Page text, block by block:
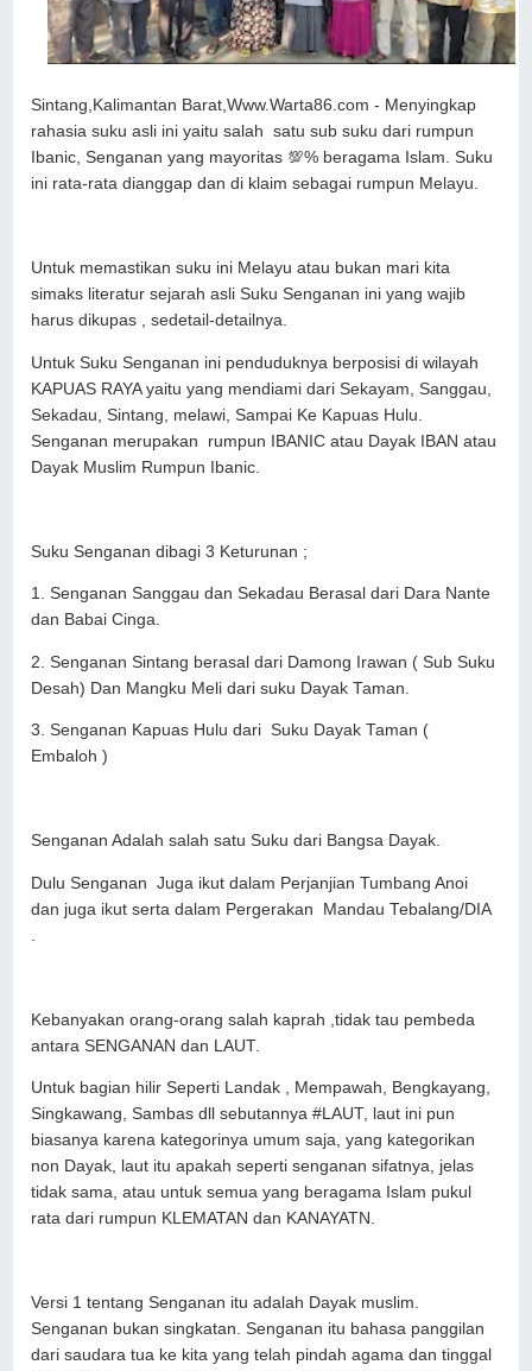
Sintang,Kalimantan Barat,Www.Warta86.com - Menyingkap
rahasia suku asli ini yaitu salah satu sub suku dari rumpun
Ibanic, Senganan yang mayoritas 💯% beragama Islam. Suku
ini rata-rata dianggap dan di klaim sebagai rumpun Melayu.
Untuk memastikan suku ini Melayu atau bukan mari kita
simaks literatur sejarah asli Suku Senganan ini yang wajib
harus dikupas , sedetail-detailnya.
Untuk Suku Senganan ini penduduknya berposisi di wilayah
KAPUAS RAYA yaitu yang mendiami dari Sekayam, Sanggau,
Sekadau, Sintang, melawi, Sampai Ke Kapuas Hulu.
Senganan merupakan rumpun IBANIC atau Dayak IBAN atau
Dayak Muslim Rumpun Ibanic.
Suku Senganan dibagi 3 Keturunan ;
1. Senganan Sanggau dan Sekadau Berasal dari Dara Nante
dan Babai Cinga.
2. Senganan Sintang berasal dari Damong Irawan ( Sub Suku
Desah) Dan Mangku Meli dari suku Dayak Taman.
3. Senganan Kapuas Hulu dari Suku Dayak Taman (
Embaloh )
Senganan Adalah salah satu Suku dari Bangsa Dayak.
Dulu Senganan Juga ikut dalam Perjanjian Tumbang Anoi
dan juga ikut serta dalam Pergerakan Mandau Tebalang/DIA
Kebanyakan orang-orang salah kaprah ,tidak tau pembeda
antara SENGANAN dan LAUT.
Untuk bagian hilir Seperti Landak , Mempawah, Bengkayang,
Singkawang, Sambas dll sebutannya #LAUT, laut ini pun
biasanya karena kategorinya umum saja, yang kategorikan
non Dayak, laut itu apakah seperti senganan sifatnya, jelas
tidak sama, atau untuk semua yang beragama Islam pukul
rata dari rumpun KLEMATAN dan KANAYATN.
Versi 1 tentang Senganan itu adalah Dayak muslim.
Senganan bukan singkatan. Senganan itu bahasa panggilan
dari saudara tua ke kita yang telah pindah agama dan tinggal